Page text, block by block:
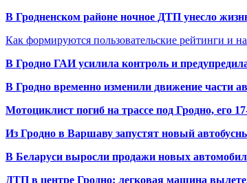
В Гродненском районе ночное ДТП унесло
Как формируются пользовательские рейтинги и
В Гродно ГАИ усилила контроль и
В Гродно временно изменили движение части
Мотоциклист погиб на трассе под Гродно, его
Из Гродно в Варшаву запустят новый
В Беларуси выросли продажи новых
ДТП в центре Гродно: легковая машина